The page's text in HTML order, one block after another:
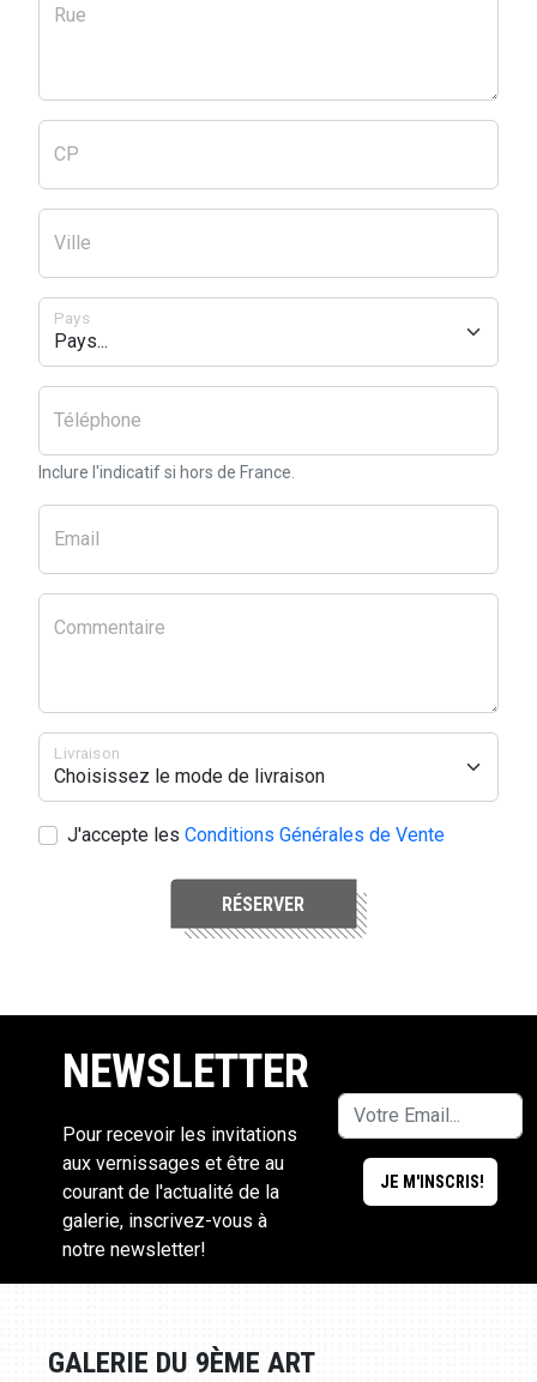
Rue
CP
Ville
Pays
Téléphone
Inclure l'indicatif si hors de France.
Email
Commentaire
Livraison
J'accepte les Conditions Générales de Vente
RÉSERVER
NEWSLETTER
Pour recevoir les invitations
aux vernissages et être au
courant de l'actualité de la
galerie, inscrivez-vous à
notre newsletter!
GALERIE DU 9ÈME ART